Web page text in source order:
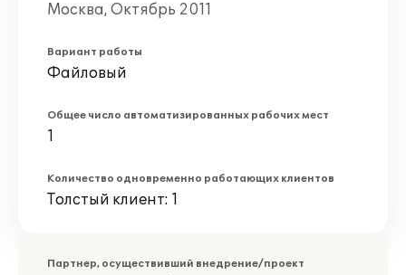
Москва, Октябрь 2011
Вариант работы
Файловый
Общее число автоматизированных рабочих мест
1
Количество одновременно работающих клиентов
Толстый клиент: 1
Партнер, осуществивший внедрение/проект